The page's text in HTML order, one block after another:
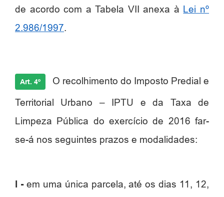
de acordo com a Tabela VII anexa à Lei nº
2.986/1997.
Art. 4º O recolhimento do Imposto Predial e
Territorial Urbano – IPTU e da Taxa de
Limpeza Pública do exercício de 2016 far-
se-á nos seguintes prazos e modalidades:
I - em uma única parcela, até os dias 11, 12,